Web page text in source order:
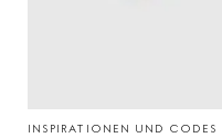
INSPIRATIONEN UND CODES